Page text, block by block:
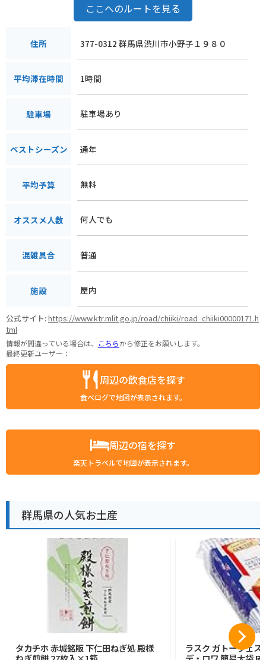
ここへのルートを見る
住所 377-0312 群馬県渋川市小野子１９８０
平均滞在時間 1時間
駐車場 駐車場あり
ベストシーズン 通年
平均予算 無料
オススメ人数 何人でも
混雑具合 普通
施設 屋内
公式サイト:https://www.ktr.mlit.go.jp/road/chiiki/road_chiiki00000171.h
tml
情報が間違っている場合は、 こちらから修正をお願いします。
最終更新ユーザー：
周辺の飲食店を探す
食べログで地図が表示されます。
周辺の宿を探す
楽天トラベルで地図が表示されます。
群馬県の人気お土産
タカチホ 赤城銘販 下仁田ねぎ処 殿様
ラスク ガトーフェス